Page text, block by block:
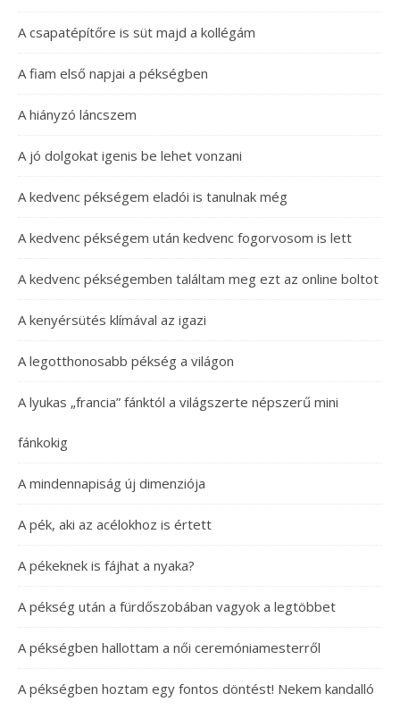
A csapatépítőre is süt majd a kollégám
A fiam első napjai a pékségben
A hiányzó láncszem
A jó dolgokat igenis be lehet vonzani
A kedvenc pékségem eladói is tanulnak még
A kedvenc pékségem után kedvenc fogorvosom is lett
A kedvenc pékségemben találtam meg ezt az online boltot
A kenyérsütés klímával az igazi
A legotthonosabb pékség a világon
A lyukas „francia” fánktól a világszerte népszerű mini
fánkokig
A mindennapiság új dimenziója
A pék, aki az acélokhoz is értett
A pékeknek is fájhat a nyaka?
A pékség után a fürdőszobában vagyok a legtöbbet
A pékségben hallottam a női ceremóniamesterről
A pékségben hoztam egy fontos döntést! Nekem kandalló